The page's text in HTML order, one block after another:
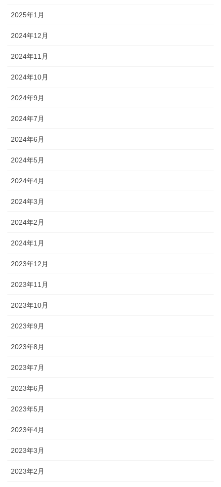
2025年1月
2024年12月
2024年11月
2024年10月
2024年9月
2024年7月
2024年6月
2024年5月
2024年4月
2024年3月
2024年2月
2024年1月
2023年12月
2023年11月
2023年10月
2023年9月
2023年8月
2023年7月
2023年6月
2023年5月
2023年4月
2023年3月
2023年2月